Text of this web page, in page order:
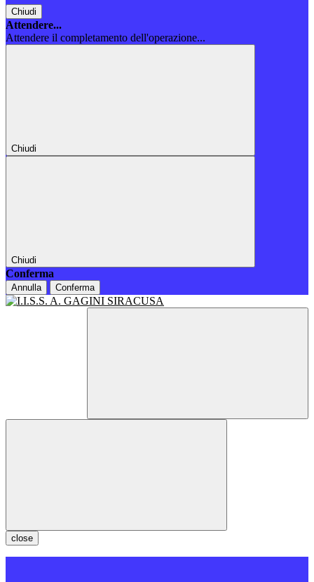
Chiudi
Attendere...
Attendere il completamento dell'operazione...
Chiudi
Chiudi
Conferma
Annulla Conferma
close